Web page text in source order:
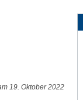
19. Oktober 2022